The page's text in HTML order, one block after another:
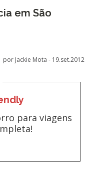
em São
por Jackie Mota - 19.set.2012
para viagens